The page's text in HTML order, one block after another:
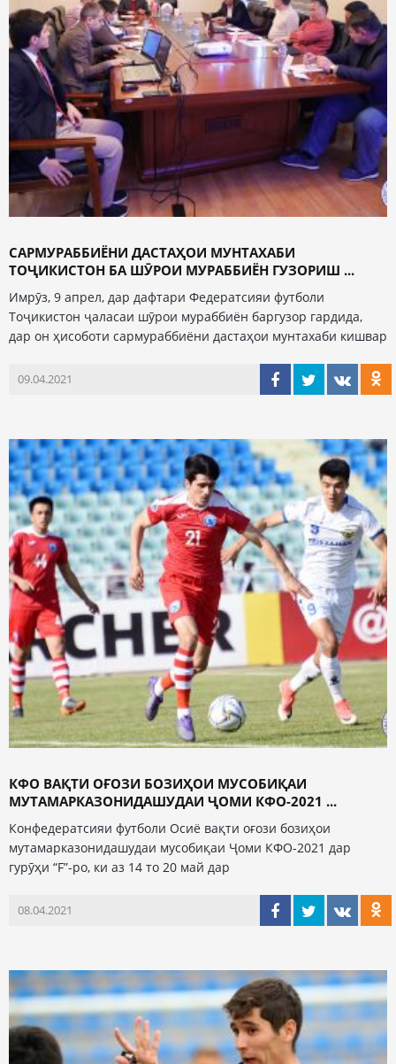
САРМУРАББИЁНИ ДАСТАҲОИ МУНТАХАБИ
ТОҶИКИСТОН БА ШӮРОИ МУРАББИЁН ГУЗОРИШ ...
Имрӯз, 9 апрел, дар дафтари Федератсияи футболи
Тоҷикистон ҷаласаи шӯрои мураббиён баргузор гардида,
дар он ҳисоботи сармураббиёни дастаҳои мунтахаби кишвар
09.04.2021
КФО ВАҚТИ ОҒОЗИ БОЗИҲОИ МУСОБИҚАИ
МУТАМАРКАЗОНИДАШУДАИ ҶОМИ КФО-2021 ...
Конфедератсияи футболи Осиё вақти оғози бозиҳои
мутамарказонидашудаи мусобиқаи Ҷоми КФО-2021 дар
гурӯҳи “F”-ро, ки аз 14 то 20 май дар
08.04.2021